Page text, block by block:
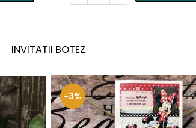
INVITATII BOTEZ
-3%